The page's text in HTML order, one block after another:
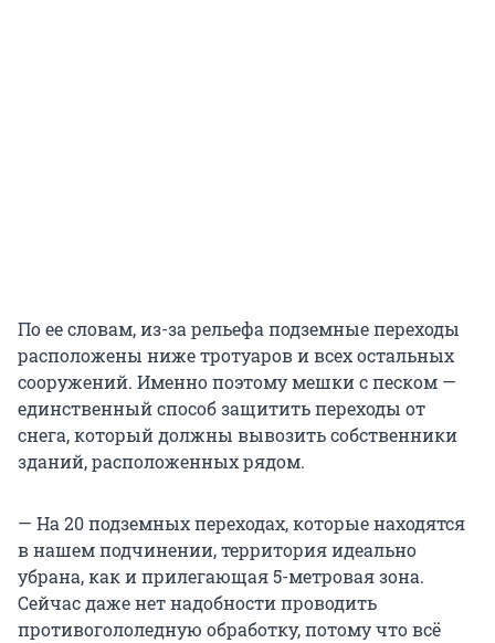
По ее словам, из-за рельефа подземные переходы
расположены ниже тротуаров и всех остальных
сооружений. Именно поэтому мешки с песком —
единственный способ защитить переходы от
снега, который должны вывозить собственники
зданий, расположенных рядом.
— На 20 подземных переходах, которые находятся
в нашем подчинении, территория идеально
убрана, как и прилегающая 5-метровая зона.
Сейчас даже нет надобности проводить
противогололедную обработку, потому что всё